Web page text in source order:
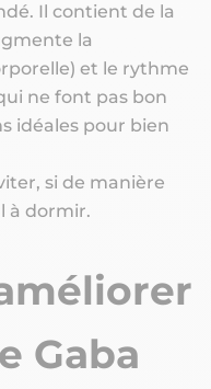
Il contient de la
la
et le rythme
ne font pas bon
idéales pour bien
si de manière
à dormir.
Gaba